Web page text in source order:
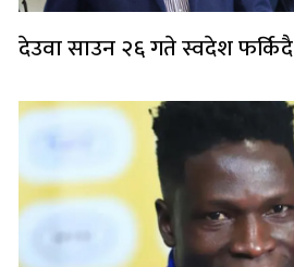
देउवा साउन २६ गते स्वदेश फर्किदै